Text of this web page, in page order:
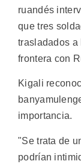
ruandés
que tres
trasladados a
frontera con
Kigali
importancia.
"Se trata de
podrían